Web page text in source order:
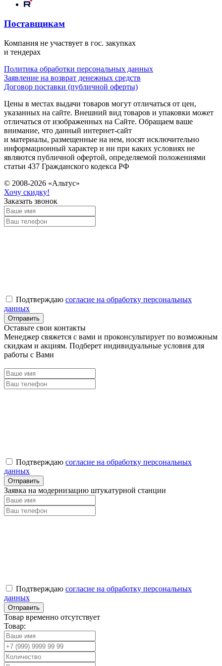
Поставщикам
Компания не участвует в гос. закупках
и тендерах
Политика обработки персональных данных
Заявление на возврат денежных средств
Договор поставки (публичной оферты)
Цены в местах выдачи товаров могут отличаться от цен,
указанных на сайте. Внешний вид товаров и упаковки может
отличаться от изображенных на Сайте. Обращаем ваше
внимание, что данный интернет-сайт
и материалы, размещенные на нем, носят исключительно
информационный характер и ни при каких условиях не
являются публичной офертой, определяемой положениями
статьи 437 Гражданского кодекса РФ
© 2008-2026 «Альтус»
Хочу скидку!
Заказать звонок
Подтверждаю согласие на обработку персональных
данных
Оставьте свои контакты
Менеджер свяжется с вами и проконсультирует по возможным
скидкам и акциям. Подберет индивидуальные условия для
работы с Вами
Подтверждаю согласие на обработку персональных
данных
Заявка на модернизацию штукатурной станции
Подтверждаю согласие на обработку персональных
данных
Товар временно отсутствует
Товар: